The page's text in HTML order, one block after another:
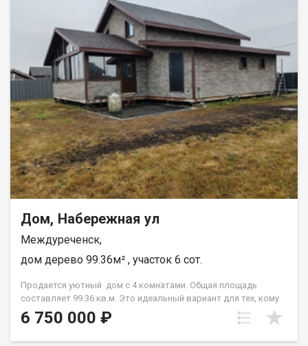
как котел под твердое топливо, так и электро котел.) На
мансардном этаже расположены : холл и спальня. Огромный
плюс данного дома отопление в доме от местной котельной,
водопровод центральный. На участке имеются различные
постройки: столярная мастерская, углярка, дровник, стайка
для животных. Для отдыха имеется беседка с мангальной
зоной и, конечно же жаркая банька! Для любителей огорода
– грядки, теплица, различные плодово- ягодные кустарники.
Земля удобренная, плодородная. Каждый на этом
замечательном участке найдёт себе занятие по душе! Полное
юридическое сопровождение, помощь в оформлении
ипотеки. Звоните, записывайтесь на просмотр! Назовите при
звонке данный номер объявления - 539169 Номер объекта:
539169. Ольга
Дом, Набережная ул
Междуреченск,
дом дерево 99.36м² , участок 6 сот.
Продается уютный дом с 4 комнатами. Общая площадь
составляет 99.36 кв.м. Это идеальный вариант для тех, кому
важен комфорт и удобство. Дом подходит под семейную
ипотеку - 6% ✅ Большой выбор различных проектов под
6 750 000 ₽